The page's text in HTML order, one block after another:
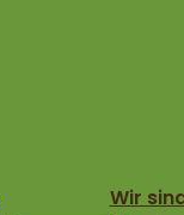
Wir